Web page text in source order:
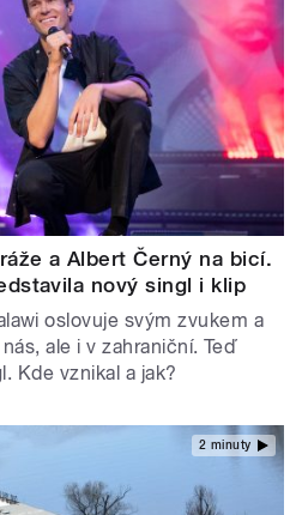
a Albert Černý na bicí.
nový singl i klip
oslovuje svým zvukem a
ale i v zahraniční. Teď
Kde vznikal a jak?
2 minuty